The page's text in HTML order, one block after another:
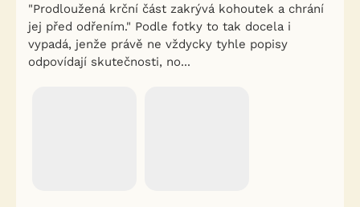
"Prodloužená krční část zakrývá kohoutek a chrání
jej před odřením." Podle fotky to tak docela i
vypadá, jenže právě ne vždycky tyhle popisy
odpovídají skutečnosti, no...